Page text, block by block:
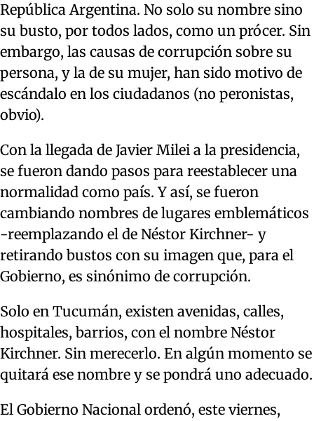
República Argentina. No solo su nombre sino
su busto, por todos lados, como un prócer. Sin
embargo, las causas de corrupción sobre su
persona, y la de su mujer, han sido motivo de
escándalo en los ciudadanos (no peronistas,
obvio).
Con la llegada de Javier Milei a la presidencia,
se fueron dando pasos para reestablecer una
normalidad como país. Y así, se fueron
cambiando nombres de lugares emblemáticos
-reemplazando el de Néstor Kirchner- y
retirando bustos con su imagen que, para el
Gobierno, es sinónimo de corrupción.
Solo en Tucumán, existen avenidas, calles,
hospitales, barrios, con el nombre Néstor
Kirchner. Sin merecerlo. En algún momento se
quitará ese nombre y se pondrá uno adecuado.
El Gobierno Nacional ordenó, este viernes,